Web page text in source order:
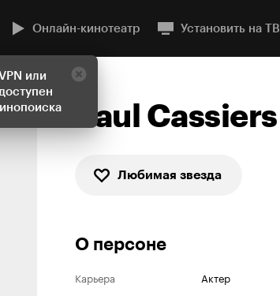
или
Онлайн-кинотеатр Установить на ТВ
Paul Cassiers
Любимая звезда
О персоне
Карьера
Актер